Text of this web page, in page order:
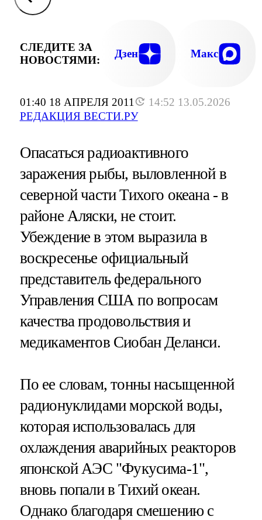
01:40 18 АПРЕЛЯ 2011
14:52 13.05.2026
РЕДАКЦИЯ ВЕСТИ.РУ
СЛЕДИТЕ ЗА
НОВОСТЯМИ:
Дзен Макс
Опасаться радиоактивного
заражения рыбы, выловленной в
северной части Тихого океана - в
районе Аляски, не стоит.
Убеждение в этом выразила в
воскресенье официальный
представитель федерального
Управления США по вопросам
качества продовольствия и
медикаментов Сиобан Деланси.
По ее словам, тонны насыщенной
радионуклидами морской воды,
которая использовалась для
охлаждения аварийных реакторов
японской АЭС "Фукусима-1",
вновь попали в Тихий океан.
Однако благодаря смешению с